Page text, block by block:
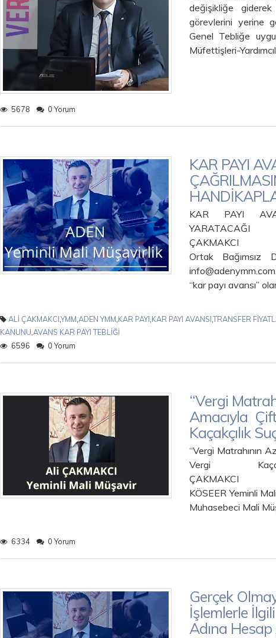
değişikliğe
görevlerini yerine
Genel Tebliğe
Müfettişleri-
5678 0 Yorum
KAR PAYI
KAR PAYI
ÇAKMAKCI
Ortak Bağımsız
“kar payı avansı”
ALİ ÇAKMAKCI,YMM ADEN YMM KAR PAYI KAR PAYI AVANSI,TRANSFER
KANUNU AVANS KAR PAYI TEBLİĞİ
6596
0 Yorum
“Vergi
Amacıyla
Kaçakçılık
“Vergi Matrahının
Vergi
KÖSEER
Muhasebeci Mali
6334 0 Yorum
Gerçek
İşlemlerle
Adına